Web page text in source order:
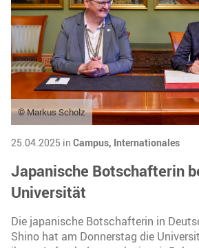
© Markus Scholz
25.04.2025 in Campus, Internationales
Japanische Botschafterin
Universität
Die japanische Botschafterin in
Shino hat am Donnerstag die